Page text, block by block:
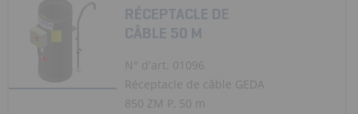
RÉCEPTACLE DE
CÂBLE 50 M
N° d'art. 01096
Réceptacle de câble GEDA
850 ZM P, 50 m